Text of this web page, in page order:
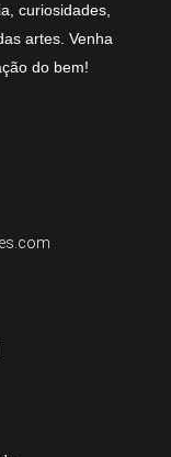
curiosidades,
artes. Venha
do bem!